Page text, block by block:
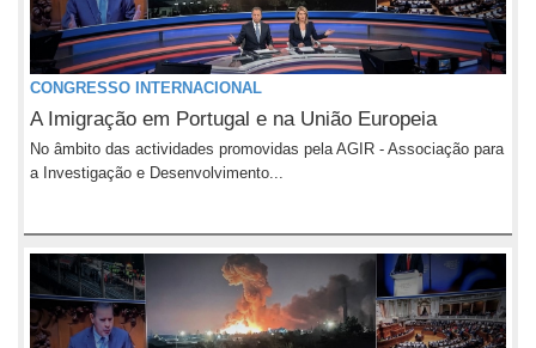
CONGRESSO INTERNACIONAL
A Imigração em Portugal e na União Europeia
No âmbito das actividades promovidas pela AGIR - Associação para
a Investigação e Desenvolvimento...